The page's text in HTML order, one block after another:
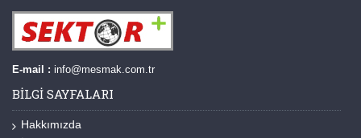
E-mail : info@mesmak.com.tr
BILGI SAYFALARI
Hakkımızda